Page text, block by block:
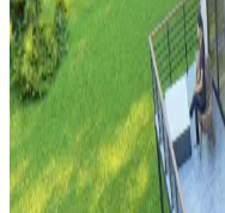
Kullanım Önerileri
Balkon ve teraslarda
eğlence alanlarına kadar
çok yönlü kullanabilirsiniz.
Merdiven
Estetik ve